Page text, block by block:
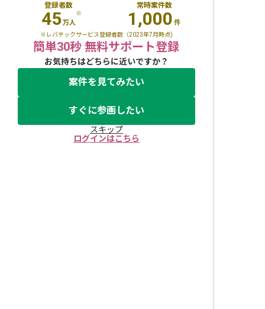
登録者数
45万人
※
常時案件数
1,000 件
※レバテックサービス登録者数（2023年7月時点)
簡単30秒 無料サポート登録
お気持ちはどちらに近いですか？
案件を見てみたい
すぐに参画したい
スキップ
ログインはこちら